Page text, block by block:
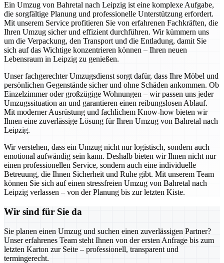
Ein Umzug von Bahretal nach Leipzig ist eine komplexe Aufgabe,
die sorgfältige Planung und professionelle Unterstützung erfordert.
Mit unserem Service profitieren Sie von erfahrenen Fachkräften, die
Ihren Umzug sicher und effizient durchführen. Wir kümmern uns
um die Verpackung, den Transport und die Entladung, damit Sie
sich auf das Wichtige konzentrieren können – Ihren neuen
Lebensraum in Leipzig zu genießen.
Unser fachgerechter Umzugsdienst sorgt dafür, dass Ihre Möbel und
persönlichen Gegenstände sicher und ohne Schäden ankommen. Ob
Einzelzimmer oder großzügige Wohnungen – wir passen uns jeder
Umzugssituation an und garantieren einen reibungslosen Ablauf.
Mit moderner Ausrüstung und fachlichem Know-how bieten wir
Ihnen eine zuverlässige Lösung für Ihren Umzug von Bahretal nach
Leipzig.
Wir verstehen, dass ein Umzug nicht nur logistisch, sondern auch
emotional aufwändig sein kann. Deshalb bieten wir Ihnen nicht nur
einen professionellen Service, sondern auch eine individuelle
Betreuung, die Ihnen Sicherheit und Ruhe gibt. Mit unserem Team
können Sie sich auf einen stressfreien Umzug von Bahretal nach
Leipzig verlassen – von der Planung bis zur letzten Kiste.
Wir sind für Sie da
Sie planen einen Umzug und suchen einen zuverlässigen Partner?
Unser erfahrenes Team steht Ihnen von der ersten Anfrage bis zum
letzten Karton zur Seite – professionell, transparent und
termingerecht.